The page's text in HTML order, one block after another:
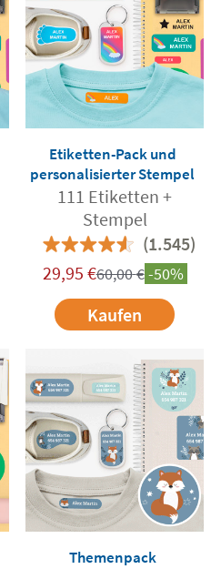
Etiketten-Pack und
personalisierter Stempel
111 Etiketten +
Stempel
(1.545)
29,95 €60,00€-50%
Kaufen
Themenpack